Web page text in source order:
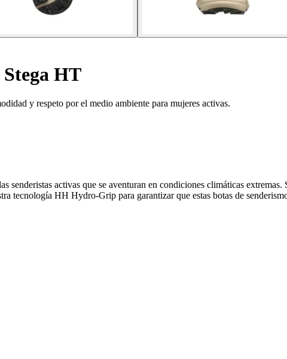
HT
y respeto por el medio ambiente para mujeres activas.
senderistas activas que se aventuran en condiciones climáticas
tecnología HH Hydro-Grip para garantizar que estas botas de